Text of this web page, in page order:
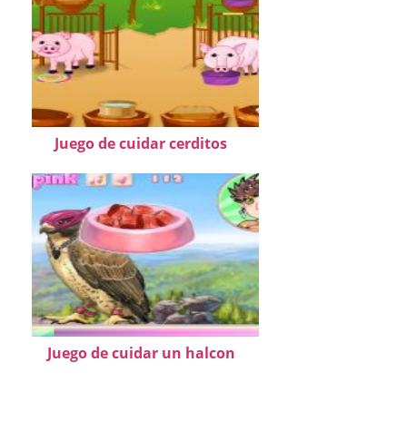
Juego de cuidar cerditos
Juego de cuidar un halcon